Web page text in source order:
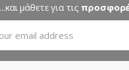
...και μάθετε για τις